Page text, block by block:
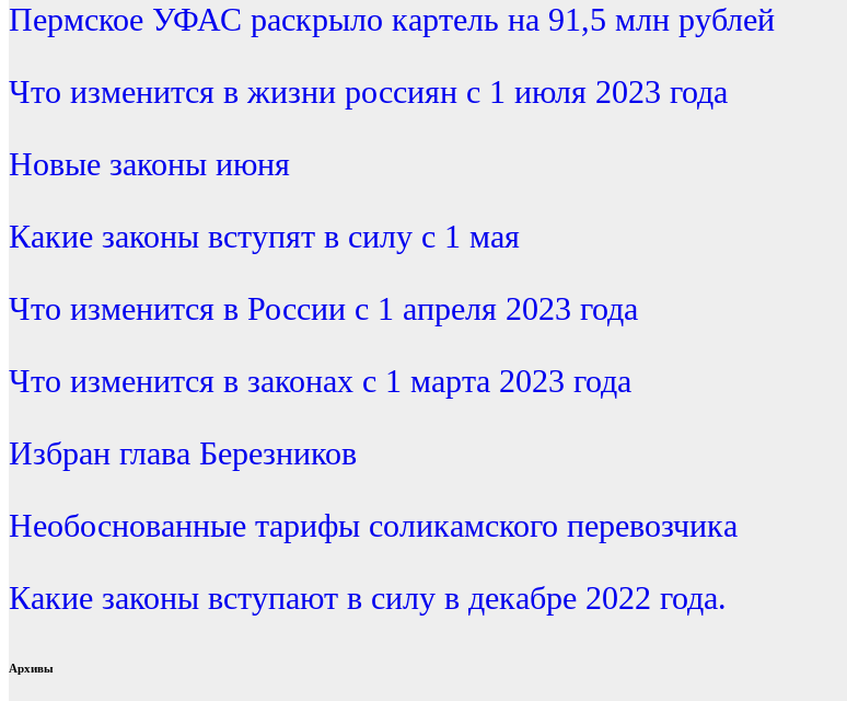
Пермское УФАС раскрыло картель на 91,5 млн рублей
Что изменится в жизни россиян с 1 июля 2023 года
Новые законы июня
Какие законы вступят в силу с 1 мая
Что изменится в России с 1 апреля 2023 года
Что изменится в законах с 1 марта 2023 года
Избран глава Березников
Необоснованные тарифы соликамского перевозчика
Какие законы вступают в силу в декабре 2022 года.
Архивы